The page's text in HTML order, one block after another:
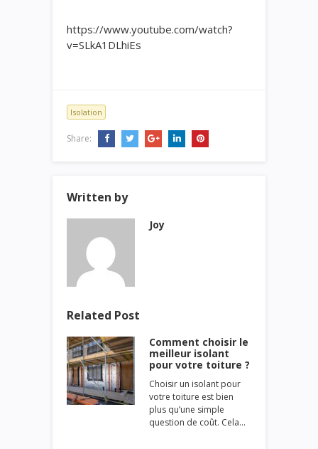
https://www.youtube.com/watch?
v=SLkA1DLhiEs
Isolation
Share:
Written by
Joy
Related Post
Comment choisir le
meilleur isolant
pour votre toiture ?
Choisir un isolant pour
votre toiture est bien
plus qu’une simple
question de coût. Cela…